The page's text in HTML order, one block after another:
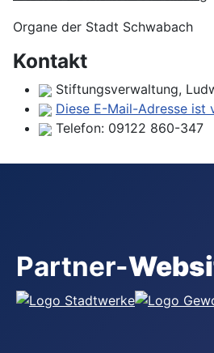
Organe der Stadt Schwabach
Kontakt
Stiftungsverwaltung,
Diese E-Mail-Adresse ist
Telefon: 09122 860-347
Partner-